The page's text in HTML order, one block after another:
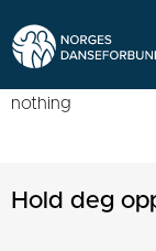
nothing
Hold deg